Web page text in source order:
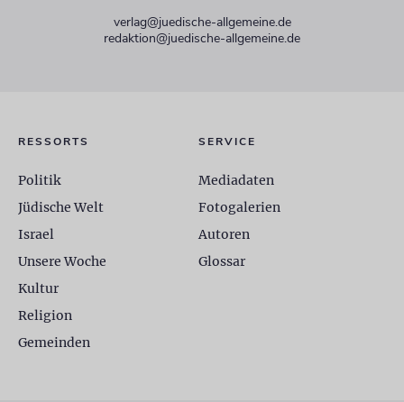
verlag@juedische-allgemeine.de
redaktion@juedische-allgemeine.de
RESSORTS
Politik
Jüdische Welt
Israel
Unsere Woche
Kultur
Religion
Gemeinden
SERVICE
Mediadaten
Fotogalerien
Autoren
Glossar